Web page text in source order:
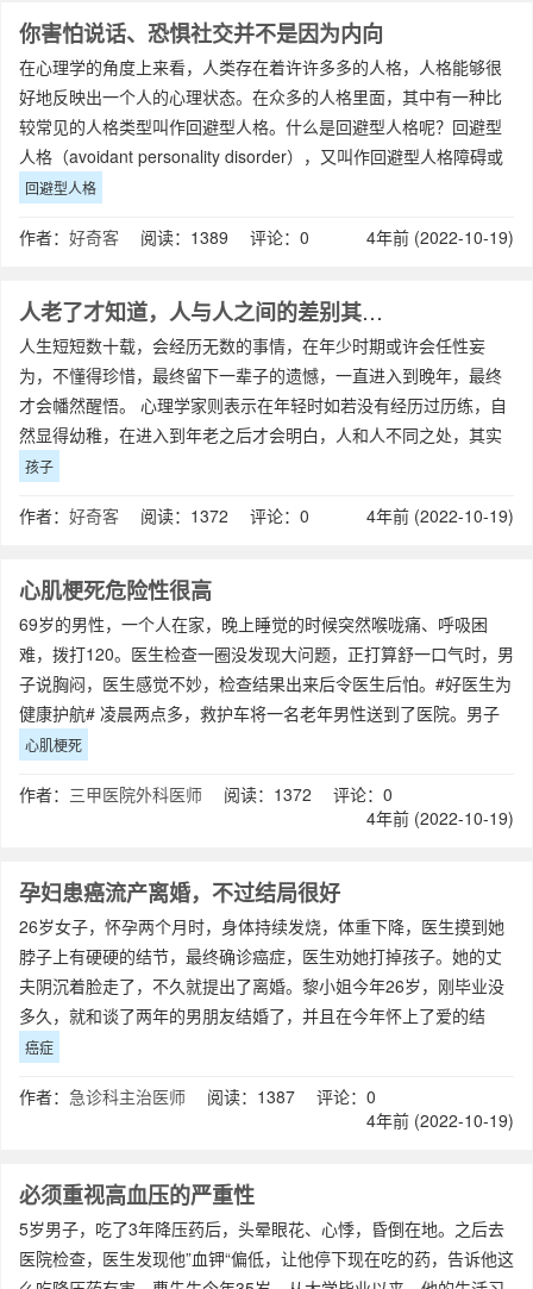
你害怕说话、恐惧社交并不是因为内向
在心理学的角度上来看，人类存在着许许多多的人格，人格能够很
好地反映出一个人的心理状态。在众多的人格里面，其中有一种比
较常见的人格类型叫作回避型人格。什么是回避型人格呢？回避型
人格（avoidant personality disorder），又叫作回避型人格障碍或
者逃避
回避型人格
作者： 好奇客 阅读：1389 评论：0 4年前 (2022-10-19)
人老了才知道，人与人之间的差别其实在于孩子
人生短短数十载，会经历无数的事情，在年少时期或许会任性妄
为，不懂得珍惜，最终留下一辈子的遗憾，一直进入到晚年，最终
才会幡然醒悟。 心理学家则表示在年轻时如若没有经历过历练，自
然显得幼稚，在进入到年老之后才会明白，人和人不同之处，其实
在于孩子
孩子
作者： 好奇客 阅读：1372 评论：0 4年前 (2022-10-19)
心肌梗死危险性很高
69岁的男性，一个人在家，晚上睡觉的时候突然喉咙痛、呼吸困
难，拨打120。医生检查一圈没发现大问题，正打算舒一口气时，男
子说胸闷，医生感觉不妙，检查结果出来后令医生后怕。#好医生为
健康护航# 凌晨两点多，救护车将一名老年男性送到了医院。男子
心肌梗死
作者： 三甲医院外科医师 阅读：1372 评论：0
4年前 (2022-10-19)
孕妇患癌流产离婚，不过结局很好
26岁女子，怀孕两个月时，身体持续发烧，体重下降，医生摸到她
脖子上有硬硬的结节，最终确诊癌症，医生劝她打掉孩子。她的丈
夫阴沉着脸走了，不久就提出了离婚。黎小姐今年26岁，刚毕业没
多久，就和谈了两年的男朋友结婚了，并且在今年怀上了爱的结
晶。怀孕后，婆婆和老公对她百依百顺，
癌症
作者： 急诊科主治医师 阅读：1387 评论：0
4年前 (2022-10-19)
必须重视高血压的严重性
5岁男子，吃了3年降压药后，头晕眼花、心悸，昏倒在地。之后去
医院检查，医生发现他”血钾“偏低，让他停下现在吃的药，告诉他这